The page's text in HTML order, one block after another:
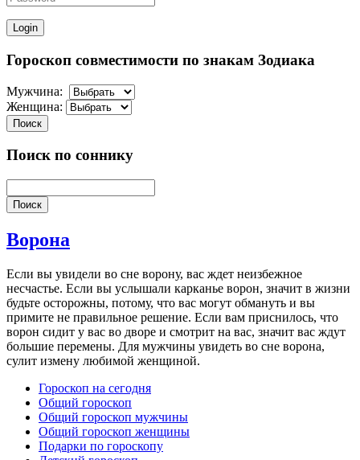
Гороскоп совместимости по знакам Зодиака
Мужчина:
Женщина:
Поиск
Поиск по соннику
Поиск
Ворона
Если вы увидели во сне ворону, вас ждет неизбежное
несчастье. Если вы услышали карканье ворон, значит в жизни
будьте осторожны, потому, что вас могут обмануть и вы
примите не правильное решение. Если вам приснилось, что
ворон сидит у вас во дворе и смотрит на вас, значит вас ждут
большие перемены. Для мужчины увидеть во сне ворона,
сулит измену любимой женщиной.
Гороскоп на сегодня
Общий гороскоп
Общий гороскоп мужчины
Общий гороскоп женщины
Подарки по гороскопу